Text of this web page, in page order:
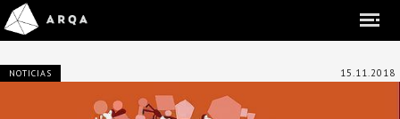
NOTICIAS 15.11.2018